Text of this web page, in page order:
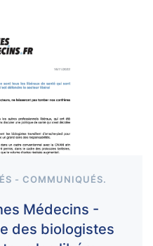
- COMMUNIQUÉS.
Médecins -
des biologistes